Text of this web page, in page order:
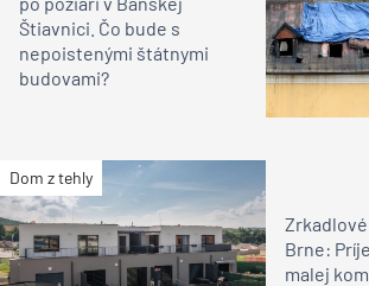
Štiavnici. Čo bude s
nepoistenými štátnymi
budovami?
Dom z tehly
Brne:
malej